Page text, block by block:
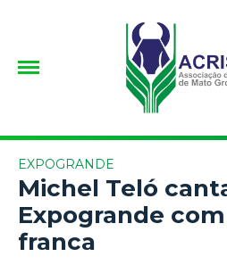
EXPOGRANDE
Michel Teló
Expogrande
franca